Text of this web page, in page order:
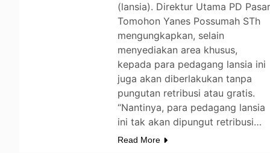
(lansia). Direktur Utama PD
Tomohon Yanes Possumah STh
mengungkapkan, selain
menyediakan area khusus,
kepada para pedagang lansia ini
juga akan diberlakukan tanpa
pungutan retribusi atau gratis.
“Nantinya, para pedagang lansia
ini tak akan dipungut retribusi…
Read More